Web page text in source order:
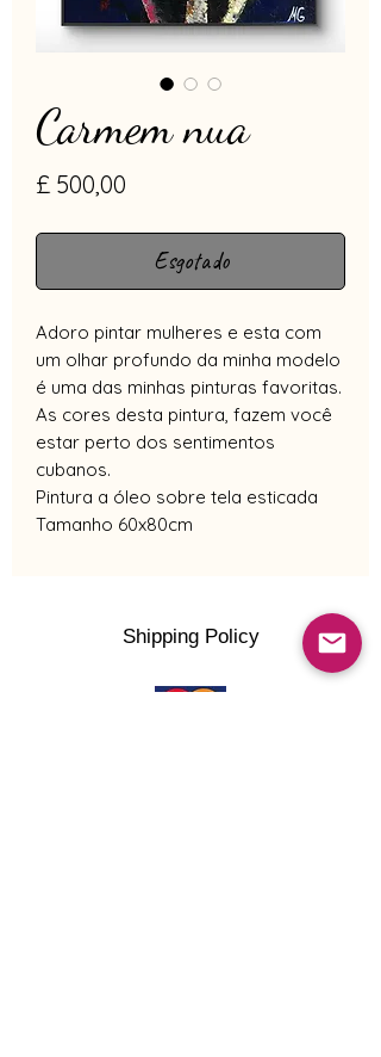
Carmem nua
£ 500,00
Esgotado
Adoro pintar mulheres e esta com
um olhar profundo da minha modelo
é uma das minhas pinturas favoritas.
As cores desta pintura, fazem você
estar perto dos sentimentos
cubanos.
Pintura a óleo sobre tela esticada
Tamanho 60x80cm
Shipping Policy